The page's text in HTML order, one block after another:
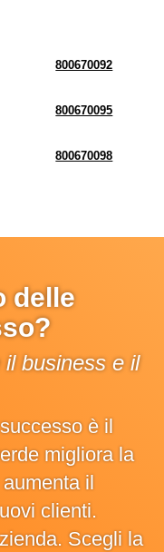
800670092
800670095
800670098
delle
business e il
è il
migliora la
il
clienti.
Scegli la